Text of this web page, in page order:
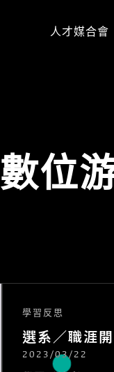
人才媒合會
數位
學習反思
選系／職涯
POSTED
2023/03/22